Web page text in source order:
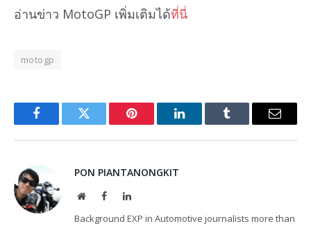
อ่านข่าว MotoGP เพิ่มเติมได้ที่นี่
motogp
FacebookTwitter Pinterest LinkedInTumblr Email
PON PIANTANONGKIT
WebsiteFacebookLinkedIn
Background EXP in Automotive journalists more than